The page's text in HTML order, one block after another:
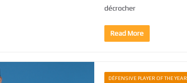
décrocher
Read More
DÉFENSIVE PLAYER OF THE YEAR